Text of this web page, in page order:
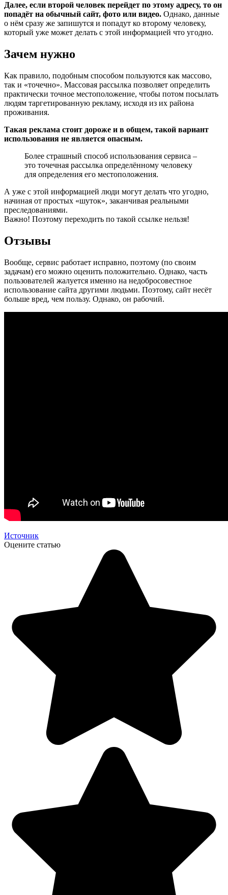
Далее, если второй человек перейдет по этому адресу, то он
попадёт на обычный сайт, фото или видео. Однако, данные
о нём сразу же запишутся и попадут ко второму человеку,
который уже может делать с этой информацией что угодно.
Зачем нужно
Как правило, подобным способом пользуются как массово,
так и «точечно». Массовая рассылка позволяет определить
практически точное местоположение, чтобы потом посылать
людям таргетированную рекламу, исходя из их района
проживания.
Такая реклама стоит дороже и в общем, такой вариант
использования не является опасным.
Более страшный способ использования сервиса –
это точечная рассылка определённому человеку
для определения его местоположения.
А уже с этой информацией люди могут делать что угодно,
начиная от простых «шуток», заканчивая реальными
преследованиями.
Важно! Поэтому переходить по такой ссылке нельзя!
Отзывы
Вообще, сервис работает исправно, поэтому (по своим
задачам) его можно оценить положительно. Однако, часть
пользователей жалуется именно на недобросовестное
использование сайта другими людьми. Поэтому, сайт несёт
больше вред, чем пользу. Однако, он рабочий.
Источник
Оцените статью